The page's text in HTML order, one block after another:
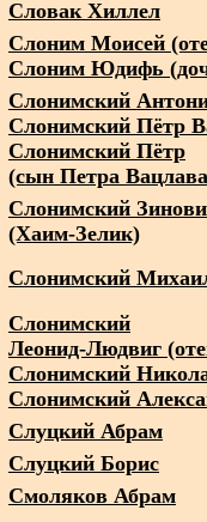
Словак Хиллел
Слоним Моисей
Слоним Юдифь
Слонимский
Слонимский Пётр
Слонимский Пётр
(сын Петра
Слонимский
(Хаим-Зелик)
Слонимский
Слонимский
Леонид-Людвиг
Слонимский
Слонимский
Слуцкий Абрам
Слуцкий Борис
Смоляков Абрам